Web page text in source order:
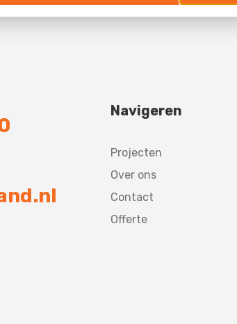
Navigeren
Projecten
Over ons
Contact
Offerte